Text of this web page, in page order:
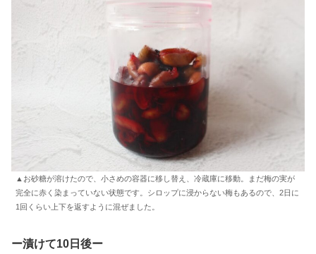
▲お砂糖が溶けたので、小さめの容器に移し替え、冷蔵庫に移動。まだ梅の実が
完全に赤く染まっていない状態です。シロップに浸からない梅もあるので、2日に
1回くらい上下を返すように混ぜました。
ー漬けて10日後ー